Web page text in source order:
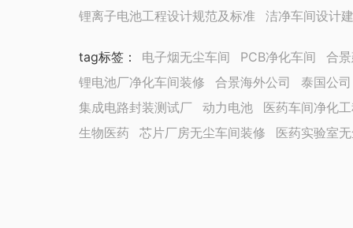
锂离子电池工程设计规范及标准 洁净车间设计
tag标签 ： 电子烟无尘车间 PCB净化车间
合
锂电池厂净化车间装修
合景海外公司
泰国公司
集成电路封装测试厂
动力电池
医药车间净化
生物医药
芯片厂房无尘车间装修 医药实验室